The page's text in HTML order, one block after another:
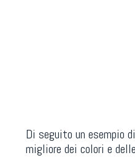
Di seguito un esempio
migliore dei colori e